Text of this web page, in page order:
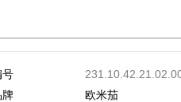
号
牌
欧米茄